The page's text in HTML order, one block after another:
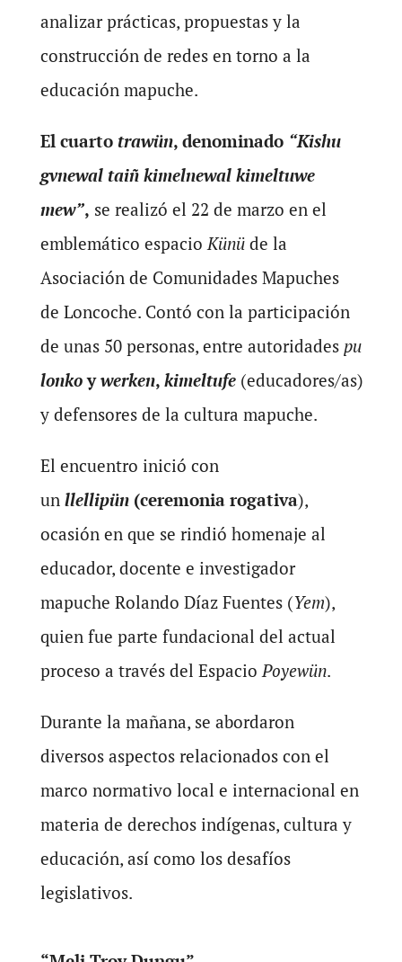
analizar prácticas, propuestas y la
construcción de redes en torno a la
educación mapuche.
El cuarto trawün, denominado “Kishu
gvnewal taiñ kimelnewal kimeltuwe
mew”, se realizó el 22 de marzo en el
emblemático espacioKünüde la
Asociación de Comunidades Mapuches
de Loncoche. Contó con la participación
de unas 50 personas, entre autoridades pu
lonkoywerken, kimeltufe (educadores/as)
y defensores de la cultura mapuche.
El encuentro inició con
un llellipün(ceremonia rogativa),
ocasión en que se rindió homenaje al
educador, docente e investigador
mapuche Rolando Díaz Fuentes (Yem),
quien fue parte fundacional del actual
proceso a través del EspacioPoyewün.
Durante la mañana, se abordaron
diversos aspectos relacionados con el
marco normativo local e internacional en
materia de derechos indígenas, cultura y
educación, así como los desafíos
legislativos.